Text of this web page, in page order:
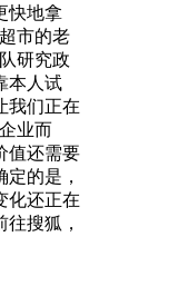
快地拿
市的老
研究政
本人试
我们正在
业而
值还需要
的是，
化还正在
往搜狐，